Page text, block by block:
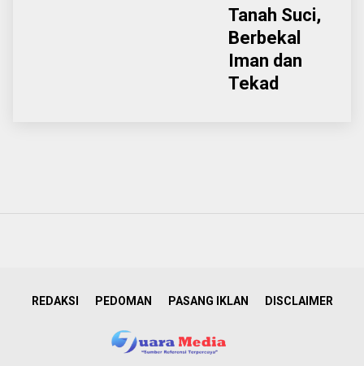
Tanah Suci,
Berbekal
Iman dan
Tekad
REDAKSI PEDOMAN PASANG IKLAN DISCLAIMER